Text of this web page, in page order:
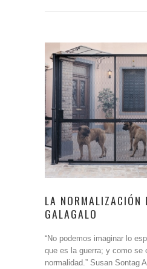
LA NORMALIZACIÓN
GALAGALO
“No podemos imaginar lo
que es la guerra; y como se
normalidad.” Susan Sontag